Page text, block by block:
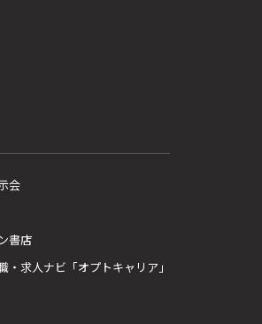
会
書店
・求人ナビ「オプトキャリア」